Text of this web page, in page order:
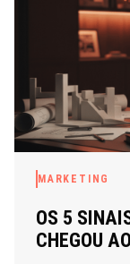
MARKETING
OS 5
CHEGOU